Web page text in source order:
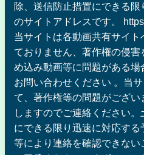
除、送信防止措置にできる
のサイトアドレスです。
当サイトは各動画共有サイ
ておりません、著作権の侵
め込み動画等に問題がある
お問い合わせください 。当
て、著作権等の問題がござ
しますのでご連絡ください
にできる限り迅速に対応す
等により連絡を確認できない